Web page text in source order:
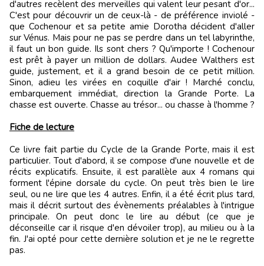
d'autres recèlent des merveilles qui valent leur pesant d'or...
C'est pour découvrir un de ceux-là - de préférence inviolé -
que Cochenour et sa petite amie Dorotha décident d'aller
sur Vénus. Mais pour ne pas se perdre dans un tel labyrinthe,
il faut un bon guide. Ils sont chers ? Qu'importe ! Cochenour
est prêt à payer un million de dollars. Audee Walthers est
guide, justement, et il a grand besoin de ce petit million.
Sinon, adieu les virées en coquille d'air ! Marché conclu,
embarquement immédiat, direction la Grande Porte. La
chasse est ouverte. Chasse au trésor... ou chasse à l'homme ?
Fiche de lecture
Ce livre fait partie du Cycle de la Grande Porte, mais il est
particulier. Tout d'abord, il se compose d'une nouvelle et de
récits explicatifs. Ensuite, il est parallèle aux 4 romans qui
forment l'épine dorsale du cycle. On peut très bien le lire
seul, ou ne lire que les 4 autres. Enfin, il a été écrit plus tard,
mais il décrit surtout des évènements préalables à l'intrigue
principale. On peut donc le lire au début (ce que je
déconseille car il risque d'en dévoiler trop), au milieu ou à la
fin. J'ai opté pour cette dernière solution et je ne le regrette
pas.